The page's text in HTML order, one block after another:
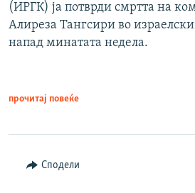
(ИРГК) ја потврди смртта на
Алиреза Тангсири во
напад минатата недела.
прочитај повеќе
Сподели